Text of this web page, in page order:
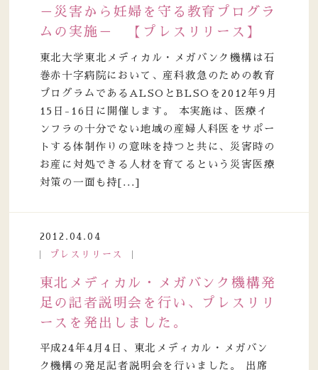
－災害から妊婦を守る教育プログラ
ムの実施－ 【プレスリリース】
東北大学東北メディカル・メガバンク機構は石
巻赤十字病院において、産科救急のための教育
プログラムであるALSOとBLSOを2012年9月
15日-16日に開催します。 本実施は、医療イ
ンフラの十分でない地域の産婦人科医をサポー
トする体制作りの意味を持つと共に、災害時の
お産に対処できる人材を育てるという災害医療
対策の一面も持[...]
2012.04.04
プレスリリース
東北メディカル・メガバンク機構発
足の記者説明会を行い、プレスリリ
ースを発出しました。
平成24年4月4日、東北メディカル・メガバン
ク機構の発足記者説明会を行いました。 出席